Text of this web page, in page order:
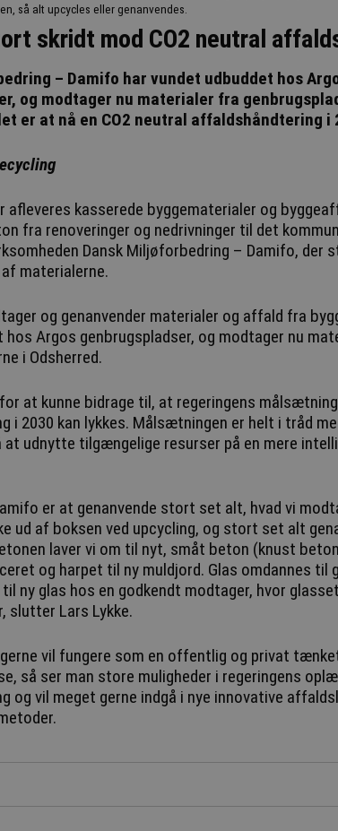
så alt upcycles eller genanvendes.
skridt mod CO2 neutral
– Damifo har vundet udbuddet hos
og modtager nu materialer fra
er at nå en CO2 neutral affaldshåndtering i
afleveres kasserede byggematerialer og
fra renoveringer og nedrivninger til det
Dansk Miljøforbedring – Damifo, der
materialerne.
og genanvender materialer og affald fra
hos Argos genbrugspladser, og modtager nu
i Odsherred.
at kunne bidrage til, at regeringens
i 2030 kan lykkes. Målsætningen er helt i tråd
udnytte tilgængelige resurser på en mere
er at genanvende stort set alt, hvad vi
ud af boksen ved upcycling, og stort set alt
laver vi om til nyt, småt beton (knust
og harpet til ny muldjord. Glas omdannes til
til ny glas hos en godkendt modtager, hvor
slutter Lars Lykke.
vil fungere som en offentlig og privat
så ser man store muligheder i regeringens
og vil meget gerne indgå i nye innovative